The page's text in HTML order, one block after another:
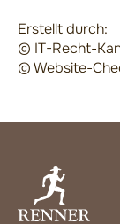
Erstellt durch:
© IT-Recht-
© Website-